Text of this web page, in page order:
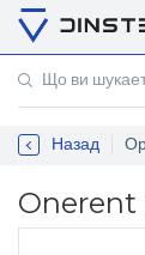
Назад
Onerent